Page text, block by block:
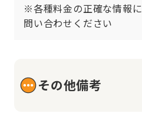
※各種料金の正確な情報
問い合わせください
その他備考